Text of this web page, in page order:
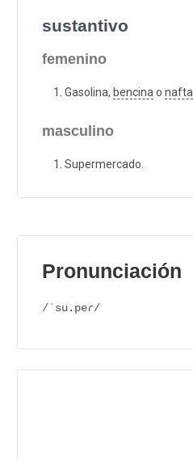
sustantivo
femenino
Gasolina, bencina o nafta
masculino
Supermercado.
Pronunciación
/ˈsu.peɾ/